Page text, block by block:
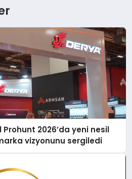
2026’da yeni nesil
vizyonunu sergiledi